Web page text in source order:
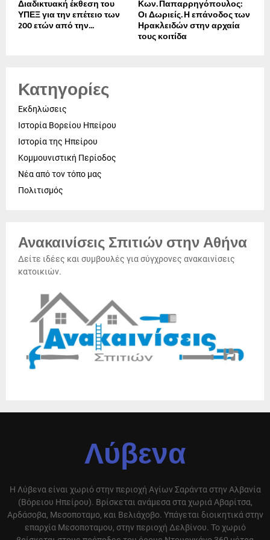
Διαδικτυακή έκθεση του
ΥΠΕΞ για την επέτειο των
200 ετών από την...
Κων. Παπαρρηγόπουλος:
Οι Δωριείς. Η επάνοδος των
Ηρακλειδών στην αρχαία
τους κοιτίδα
Κατηγορίες
Εκδηλώσεις
Ιστορία Βορείου Ηπείρου
Ιστορία της Ηπείρου
Κομμουνιστική Περίοδος
Νέα από τον τόπο μας
Πολιτισμός
Ανακαινίσεις Σπιτιών στην Αθήνα
Δείτε ιδέες και συμβουλές για σύγχρονες ανακαινίσεις
κατοικιών.
Λύβενα
Η Λύβενα είναι χωριό στην περιοχή Αγίων Σαράντα στην Αλβανία
(Βόρειου Ηπείρου). Βρίσκεται ανάμεσα στα χωριά Αβαρίτσα,
Αρδάσοβα, Μεσοποταμο, και Βελιάχοβο. Υπάγεται διοικητικά στην
επαρχία Μεσοποταμου, στην περιοχή Δελβίνου. Το χωριό